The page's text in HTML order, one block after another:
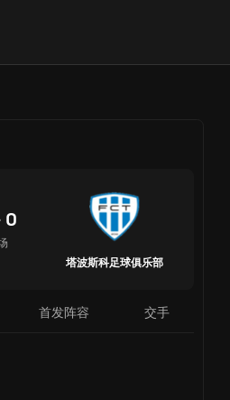
0
塔波斯科足球俱乐部
首发阵容 交手